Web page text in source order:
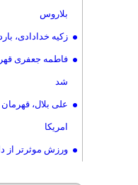
بلاروس
زکیه خدادادی،
فاطمه جعفری
شد
علی بلال،
امریکا
ورزش موثرتر از